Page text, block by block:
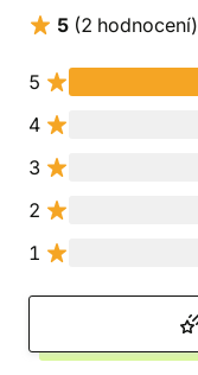
5 (2 hodnocení)
5
4
3
2
1